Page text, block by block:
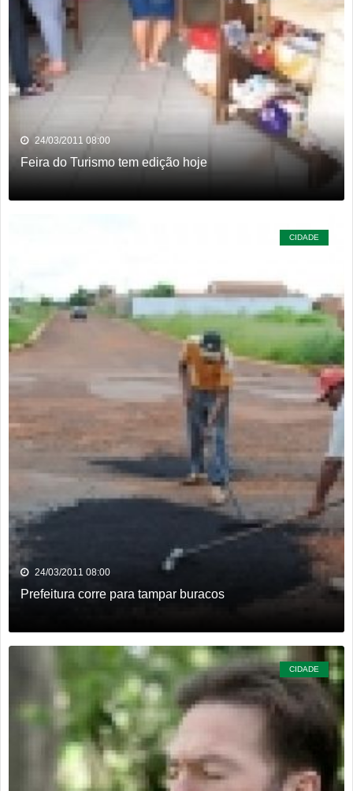
de domicílio em Rio Verde
Rio Verde encara o Bom Jesus às 10h de domingo em jogo
com cara de decisão antecipada
Dois homens são presos suspeitos de tráfico de drogas em
comércio de sucatas em Rio Verde
24/03/2011 08:00
Feira do Turismo tem edição hoje
CIDADE
24/03/2011 08:00
Prefeitura corre para tampar buracos
CIDADE